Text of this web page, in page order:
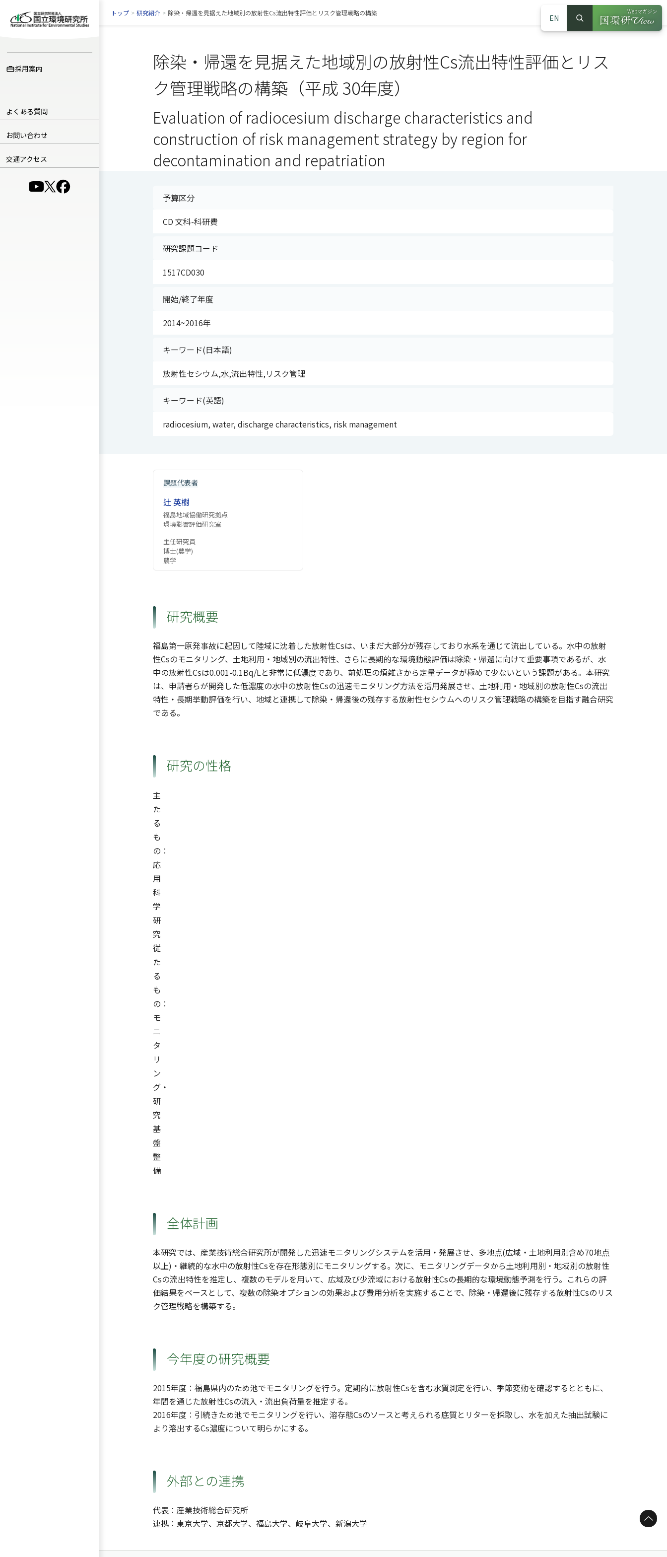
採用案内
よくある質問
お問い合わせ
交通アクセス
（別ウインドウで開きます）
（別ウインドウで開きます）
（別ウインドウで開きます）
EN
サイト内検索
検索
Webマガジン
（別ウインドウ
トップ > 研究紹介 > 除染・帰還を見据えた地域別の放射性Cs流出特性評価とリスク管理戦略の構築
除染・帰還を見据えた地域別の放射性Cs流出特性評価とリス
ク管理戦略の構築（平成 30年度）
Evaluation of radiocesium discharge characteristics and
construction of risk management strategy by region for
decontamination and repatriation
予算区分
CD 文科-科研費
研究課題コード
1517CD030
開始/終了年度
2014~2016年
キーワード(日本語)
放射性セシウム,水,流出特性,リスク管理
キーワード(英語)
radiocesium, water, discharge characteristics, risk management
課題代表者
辻 英樹
福島地域協働研究拠点
環境影響評価研究室
主任研究員
博士(農学)
農学
研究概要
福島第一原発事故に起因して陸域に沈着した放射性Csは、いまだ大部分が残存しており水系を通じて流出している。水中の放射
性Csのモニタリング、土地利用・地域別の流出特性、さらに長期的な環境動態評価は除染・帰還に向けて重要事項であるが、水
中の放射性Csは0.001-0.1Bq/Lと非常に低濃度であり、前処理の煩雑さから定量データが極めて少ないという課題がある。本研究
は、申請者らが開発した低濃度の水中の放射性Csの迅速モニタリング方法を活用発展させ、土地利用・地域別の放射性Csの流出
特性・長期挙動評価を行い、地域と連携して除染・帰還後の残存する放射性セシウムへのリスク管理戦略の構築を目指す融合研究
である。
研究の性格
主
た
る
も
の：
応
用
科
学
研
究
従
た
る
も
の：
モ
ニ
タ
リ
ン
グ・
研
究
基
盤
整
備
全体計画
本研究では、産業技術総合研究所が開発した迅速モニタリングシステムを活用・発展させ、多地点(広域・土地利用別含め70地点
以上)・継続的な水中の放射性Csを存在形態別にモニタリングする。次に、モニタリングデータから土地利用別・地域別の放射性
Csの流出特性を推定し、複数のモデルを用いて、広域及び少流域における放射性Csの長期的な環境動態予測を行う。これらの評
価結果をベースとして、複数の除染オプションの効果および費用分析を実施することで、除染・帰還後に残存する放射性Csのリス
ク管理戦略を構築する。
今年度の研究概要
2015年度：福島県内のため池でモニタリングを行う。定期的に放射性Csを含む水質測定を行い、季節変動を確認するとともに、
年間を通じた放射性Csの流入・流出負荷量を推定する。
2016年度：引続きため池でモニタリングを行い、溶存態Csのソースと考えられる底質とリターを採取し、水を加えた抽出試験に
より溶出するCs濃度について明らかにする。
外部との連携
代表：産業技術総合研究所
連携：東京大学、京都大学、福島大学、岐阜大学、新潟大学
ページトップへ